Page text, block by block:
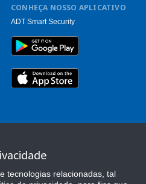
CONHEÇA NOSSO APLICATIVO
ADT Smart Security
tecnologias relacionadas, tal